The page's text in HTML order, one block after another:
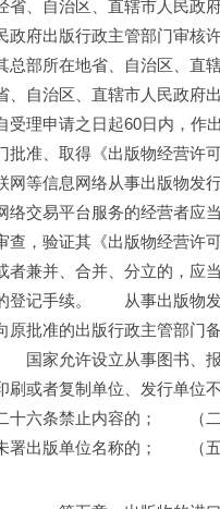
、自治区、直辖市人民政
府出版行政主管部门审核
部所在地省、自治区、直
自治区、直辖市人民政府
理申请之日起60日内，作
准、取得《出版物经营许
等信息网络从事出版物发
交易平台服务的经营者应
，验证其《出版物经营许
兼并、合并、分立的，应
记手续。　　从事出版物
批准的出版行政主管部门
国家允许设立从事图书、
或者复制单位、发行单位
六条禁止内容的；　　（
署出版单位名称的；　　